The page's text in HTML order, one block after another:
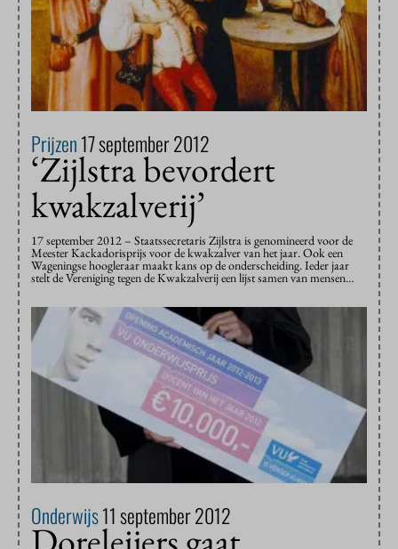
Prijzen17 september 2012
‘Zijlstra bevordert
kwakzalverij’
17 september 2012 – Staatssecretaris Zijlstra is genomineerd voor de
Meester Kackadorisprijs voor de kwakzalver van het jaar. Ook een
Wageningse hoogleraar maakt kans op de onderscheiding. Ieder jaar
stelt de Vereniging tegen de Kwakzalverij een lijst samen van mensen…
Onderwijs11 september 2012